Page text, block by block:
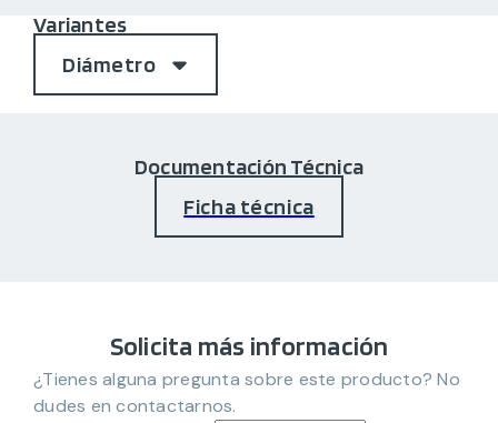
Variantes
Diámetro
Documentación Técnica
Ficha técnica
Solicita más información
¿Tienes alguna pregunta sobre este producto? No
dudes en contactarnos.